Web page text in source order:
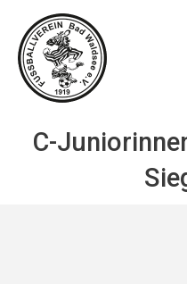
Inhalt
springen
C-